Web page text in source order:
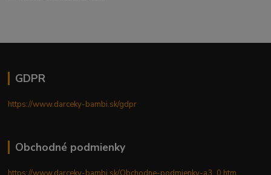
GDPR
https://www.darceky-bambi.sk/gdpr
Obchodné podmienky